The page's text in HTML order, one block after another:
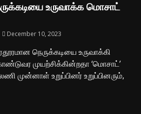
உருவாக்க மொசாட்
December 10, 2023
நெருக்கடியை உருவாக்கி
முயற்சிக்கின்றதா ‘மொசாட்’
முன்னாள் உறுப்பினர் உறுப்பினரும்,